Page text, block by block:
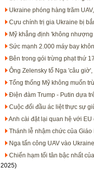
Ukraine phóng hàng trăm
Cựu chính trị gia Ukraine bị
Mỹ khẳng định 'không
Sức mạnh 2.000 máy bay
Bên trong gói trừng phạt thứ
Ông Zelensky tố Nga 'câu
Tổng thống Mỹ không muốn
Điện đàm Trump - Putin dựa
Cuộc đối đầu ác liệt thực sự
Anh cài đặt lại quan hệ với
Thánh lễ nhậm chức của Giáo
Nga tấn công UAV vào
Chiến hạm tối tân bậc nhất
2025)